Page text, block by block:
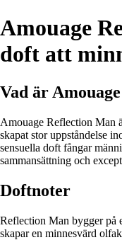
Amouage
doft att
Vad är
Amouage Reflection Man
skapat stor uppståndelse
sensuella doft fångar
sammansättning och
Doftnoter
Reflection Man bygger på
skapar en minnesvärd